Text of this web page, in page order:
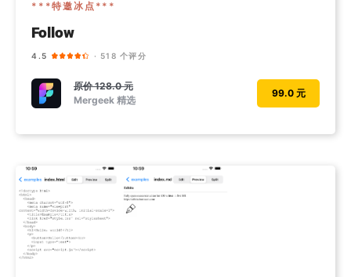
***特邀冰点***
Follow
4.5 · 518 个评分
原价128.0 元
Mergeek 精选
99.0 元